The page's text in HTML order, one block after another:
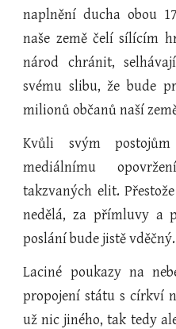
naplnění ducha obou
naše země čelí sílícím
národ chránit,
svému slibu, že bude
milionů občanů naší
Kvůli svým
mediálnímu
takzvaných elit.
nedělá, za přímluvy a
poslání bude jistě vděčný.
Laciné poukazy na
propojení státu s církví
už nic jiného, tak tedy